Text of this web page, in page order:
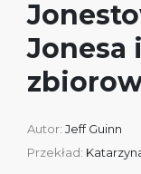
Jonesa
Autor: Jeff Guinn
Przekład: